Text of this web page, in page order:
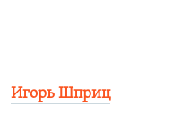
Игорь Шприц